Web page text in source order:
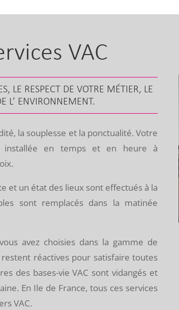
VAC
LE RESPECT DE VOTRE MÉTIER, LE
L’ ENVIRONNEMENT.
la souplesse et la ponctualité. Votre
installée en temps et en heure à
et un état des lieux sont effectués à la
sont remplacés dans la matinée
avez choisies dans la gamme de
restent réactives pour satisfaire toutes
des bases-vie VAC sont vidangés et
En Ile de France, tous ces services
VAC.